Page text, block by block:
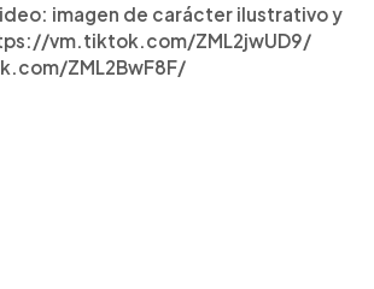
imagen de carácter ilustrativo y
vm.tiktok.com/ZML2jwUD9/
ZML2BwF8F/